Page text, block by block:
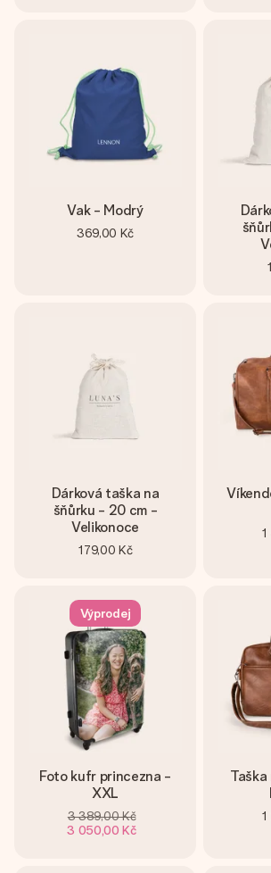
Vak - Modrý
369,00 Kč
Dárková taška na
šňůrku - 20 cm -
Velikonoce
179,00 Kč
Výprodej
Foto kufr princezna -
XXL
3 389,00 Kč
3 050,00 Kč
1